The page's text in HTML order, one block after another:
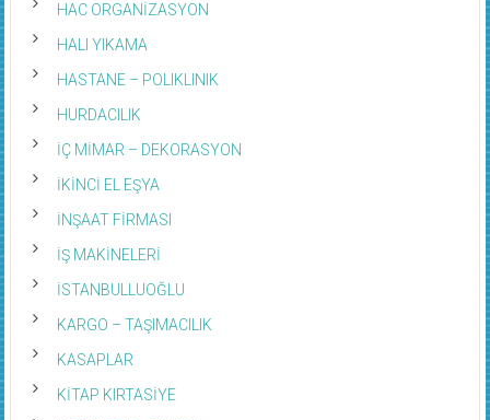
HAC ORGANİZASYON
HALI YIKAMA
HASTANE – POLIKLINIK
HURDACILIK
İÇ MİMAR – DEKORASYON
İKİNCİ EL EŞYA
İNŞAAT FİRMASI
İŞ MAKİNELERİ
İSTANBULLUOĞLU
KARGO – TAŞIMACILIK
KASAPLAR
KİTAP KIRTASİYE